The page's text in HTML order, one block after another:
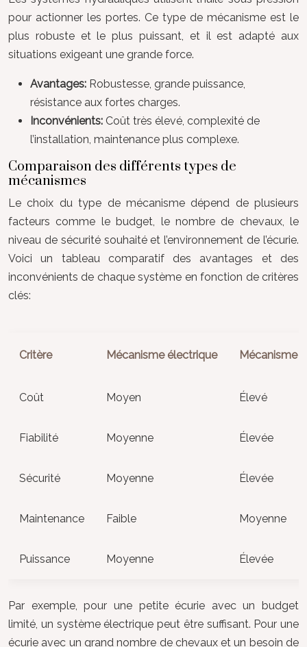
pour actionner les portes. Ce type de mécanisme est le
plus robuste et le plus puissant, et il est adapté aux
situations exigeant une grande force.
Avantages: Robustesse, grande puissance,
résistance aux fortes charges.
Inconvénients: Coût très élevé, complexité de
l’installation, maintenance plus complexe.
Comparaison des différents types de
mécanismes
Le choix du type de mécanisme dépend de plusieurs
facteurs comme le budget, le nombre de chevaux, le
niveau de sécurité souhaité et l’environnement de l’écurie.
Voici un tableau comparatif des avantages et des
inconvénients de chaque système en fonction de critères
clés:
Critère Mécanisme électrique Mécanisme
Coût Moyen Élevé
Fiabilité Moyenne Élevée
Sécurité Moyenne Élevée
Maintenance Faible Moyenne
Puissance Moyenne Élevée
Par exemple, pour une petite écurie avec un budget
limité, un système électrique peut être suffisant. Pour une
écurie avec un grand nombre de chevaux et un besoin de